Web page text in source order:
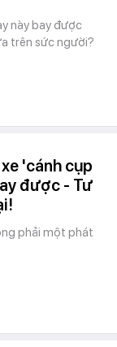
này bay được
trên sức người?
'cánh cụp
được - Tư
phải một phát